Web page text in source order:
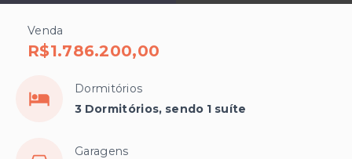
Venda
R$1.786.200,00
Dormitórios
3 Dormitórios, sendo 1 suíte
Garagens